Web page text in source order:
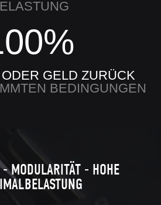
GELD ZURÜCK
BEDINGUNGEN
MODULARITÄT - HOHE